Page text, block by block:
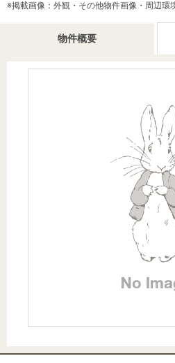
投
資
住宅ロー
ンシミュ
レーショ
ン
税金の本
時手
取り
周辺相場
検索
売却ガイ
会社案内
会員ページ物件概要
※掲載画像：外観・その他物件画像・周辺環